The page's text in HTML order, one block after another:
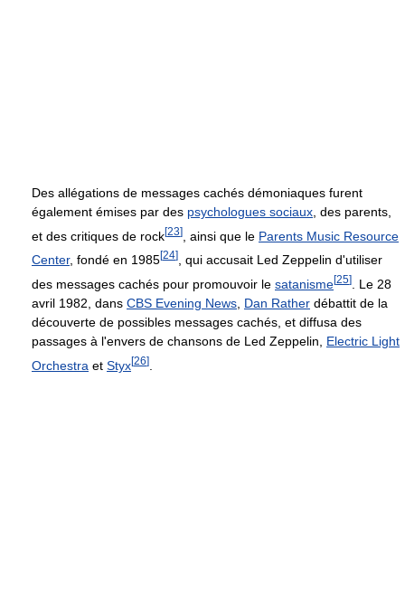
Des allégations de messages cachés démoniaques furent
également émises par des psychologues sociaux , des parents,
et des critiques de rock[23] , ainsi que le Parents Music Resource
Center, fondé en 1985[24]
, qui accusait Led Zeppelin d'utiliser
des messages cachés pour promouvoir le satanisme[25]
. Le 28
avril 1982, dans CBS Evening News Dan Rather débattit de la
découverte de possibles messages cachés, et diffusa des
passages à l'envers de chansons de Led Zeppelin, Electric Light
Orchestra et Styx[26]